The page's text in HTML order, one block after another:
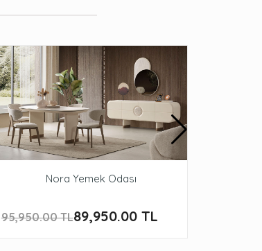
Nora Yemek Odası
95,950.00 TL89,950.00 TL